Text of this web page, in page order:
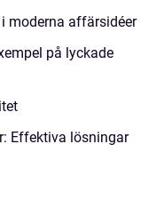
moderna affärsidéer
på lyckade
Effektiva lösningar